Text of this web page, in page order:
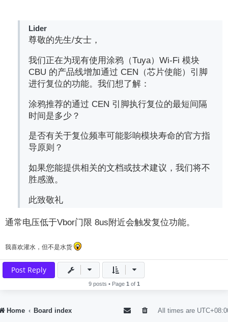
Lider
尊敬的先生/女士，
我们正在为现有使用涂鸦（Tuya）Wi-Fi 模块
CBU 的产品线增加通过 CEN（芯片使能）引脚
进行复位的功能。我们想了解：
涂鸦推荐的通过 CEN 引脚执行复位的最短间隔
时间是多少？
是否有关于复位频率可能影响模块寿命的官方指
导原则？
如果您能提供相关的文档或技术建议，我们将不
胜感激。
此致敬礼
通常电压低于Vbor门限 8us附近会触发复位功能。
我喜欢灌水，但不是水货
Post Reply
9 posts • Page 1of 1
Home Board index All times are